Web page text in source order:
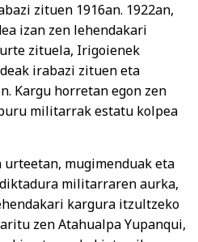
zituen 1916an. 1922an,
izan zen lehendakari
zituela, Irigoienek
irabazi zituen eta
Kargu horretan egon zen
militarrak estatu kolpea
mugimenduak eta
militarraren aurka,
kargura itzultzeko
zen Atahualpa Yupanqui,